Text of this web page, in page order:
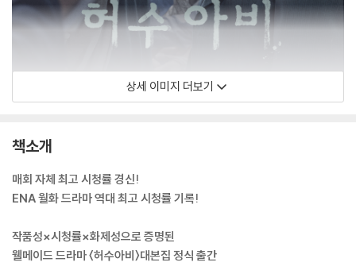
상세 이미지 더보기
책소개
매회 자체 최고 시청률 경신!
ENA 월화 드라마 역대 최고 시청률 기록!
작품성×시청률×화제성으로 증명된
웰메이드 드라마 〈허수아비〉대본집 정식 출간